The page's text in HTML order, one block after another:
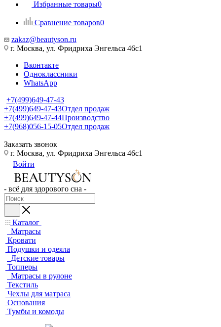
Избранные товары0
Сравнение товаров0
zakaz@beautyson.ru
г. Москва, ул. Фридриха Энгельса 46с1
Вконтакте
Одноклассники
WhatsApp
+7(499)649-47-43
+7(499)649-47-43Отдел продаж
+7(499)649-47-44Производство
+7(968)056-15-05Отдел продаж
Заказать звонок
г. Москва, ул. Фридриха Энгельса 46с1
Войти
- всё для здорового сна -
Каталог
Матрасы
Кровати
Подушки и одеяла
Детские товары
Топперы
Матрасы в рулоне
Текстиль
Чехлы для матраса
Основания
Тумбы и комоды